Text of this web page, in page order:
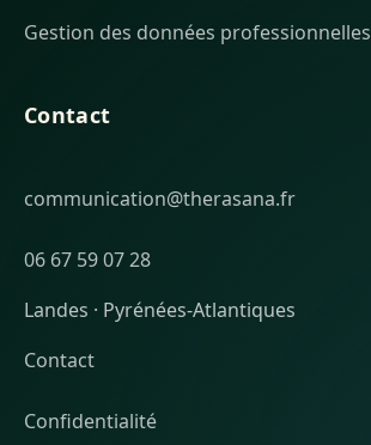
Gestion des données professionnelles
Contact
communication@therasana.fr
06 67 59 07 28
Landes · Pyrénées-Atlantiques
Contact
Confidentialité